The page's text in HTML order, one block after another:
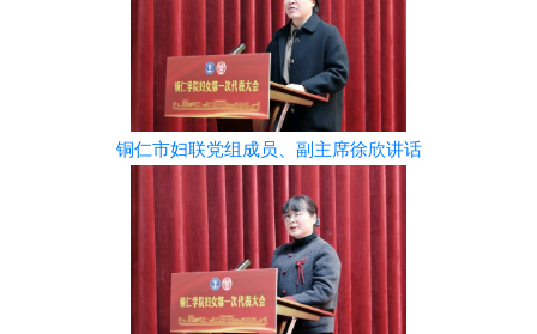
铜仁市妇联党组成员、副主席徐欣讲话